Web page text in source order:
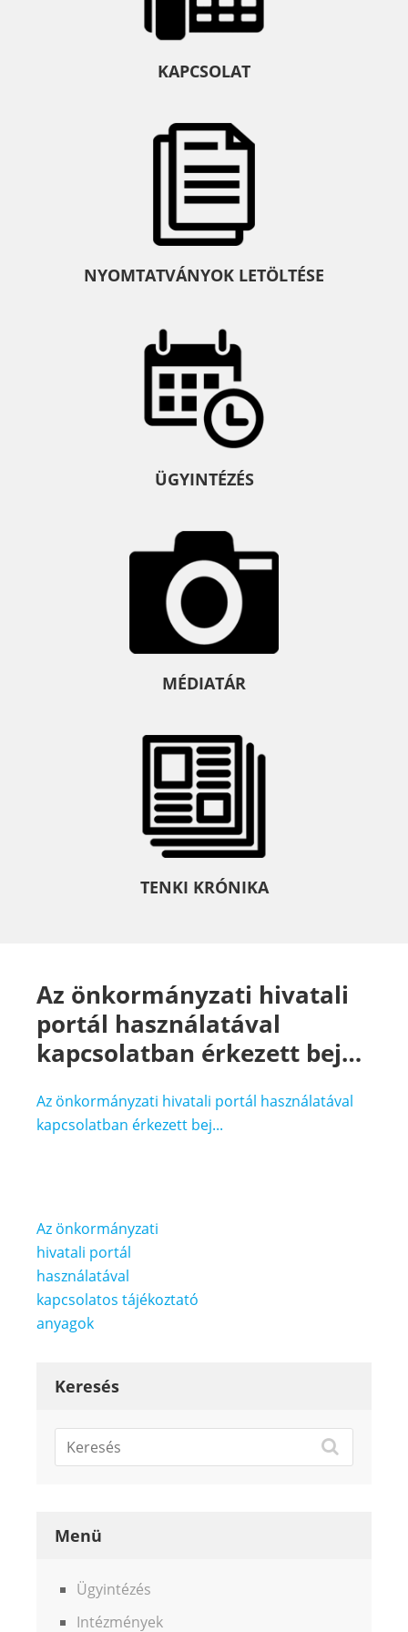
KAPCSOLAT
NYOMTATVÁNYOK LETÖLTÉSE
ÜGYINTÉZÉS
MÉDIATÁR
TENKI KRÓNIKA
Az önkormányzati hivatali
portál használatával
kapcsolatban érkezett bej…
Az önkormányzati hivatali portál használatával
kapcsolatban érkezett bej...
Bejegyzés
navigáció
Az önkormányzati
hivatali portál
használatával
kapcsolatos tájékoztató
anyagok
Keresés
Menü
Ügyintézés
Intézmények